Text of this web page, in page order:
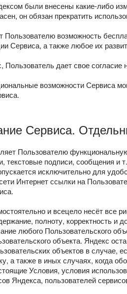
были внесены какие-либо
он обязан прекратить
Пользователю возможность
Сервиса, а также любое их
Пользователь дает свое
возможности Сервиса
Сервиса.
Пользователю
текстовые подписи, сообщения
исключительно для
Интернет ссылки на
и всецело несёт все
полноту, корректность и
любого Пользовательского
объекта. Яндекс
объектов в случае,
а также в иных случаях, когда
Условия, условия
Яндекса, пользователей